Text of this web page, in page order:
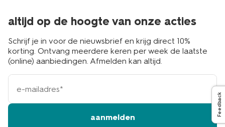
altijd op de hoogte van onze acties
Schrijf je in voor de nieuwsbrief en krijg direct 10%
korting. Ontvang meerdere keren per week de laatste
(online) aanbiedingen. Afmelden kan altijd.
e-
mailadres
aanmelden
Feedback